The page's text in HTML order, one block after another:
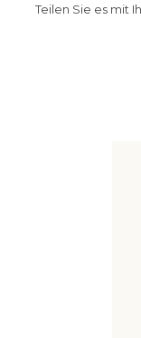
Teilen Sie es mit